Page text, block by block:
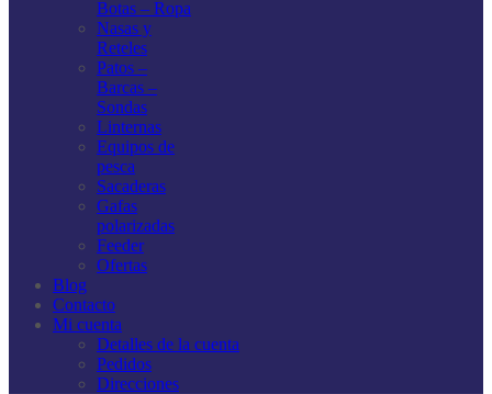
Botas – Ropa
Nasas y
Reteles
Patos –
Barcas –
Sondas
Linternas
Equipos de
pesca
Sacaderas
Gafas
polarizadas
Feeder
Ofertas
Blog
Contacto
Mi cuenta
Detalles de la cuenta
Pedidos
Direcciones